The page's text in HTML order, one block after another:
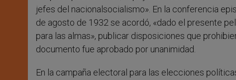
jefes del nacionalsocialismo». En la conferencia
de agosto de 1932 se acordó, «dado el presente
para las almas», publicar disposiciones que
documento fue aprobado por unanimidad.
En la campaña electoral para las elecciones